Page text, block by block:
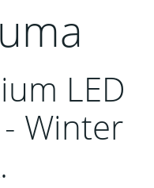
LED
Winter